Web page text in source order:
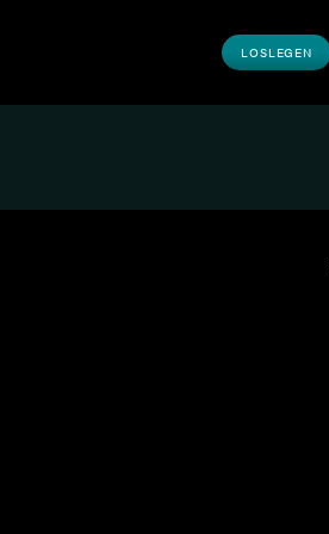
LOSLEGEN